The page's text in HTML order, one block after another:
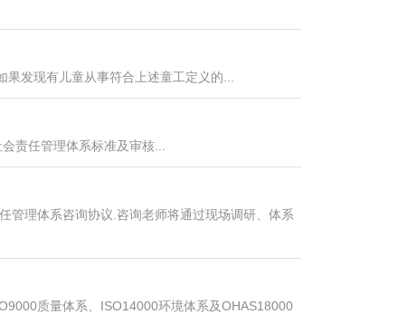
发现有儿童从事符合上述童工定义的...
责任管理体系标准及审核...
管理体系咨询协议.咨询老师将通过现场调研、体系
质量体系、ISO14000环境体系及OHAS18000